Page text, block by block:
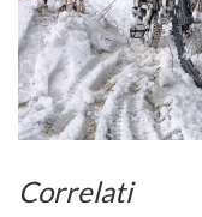
Correlati